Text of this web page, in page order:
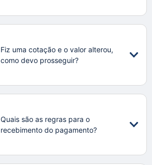
Fiz uma cotação e o valor alterou,
como devo prosseguir?
Quais são as regras para o
recebimento do pagamento?